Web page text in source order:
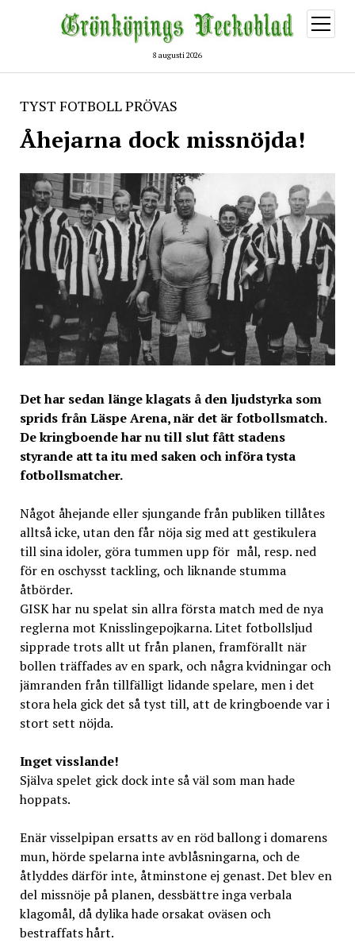
8 augusti 2026
öppna
meny
TYST FOTBOLL PRÖVAS
Åhejarna dock missnöjda!
Det har sedan länge klagats å den ljudstyrka som
sprids från Läspe Arena, när det är fotbollsmatch.
De kringboende har nu till slut fått stadens
styrande att ta itu med saken och införa tysta
fotbollsmatcher.
Något åhejande eller sjungande från publiken tillåtes
alltså icke, utan den får nöja sig med att gestikulera
till sina idoler, göra tummen upp för mål, resp. ned
för en oschysst tackling, och liknande stumma
åtbörder.
GISK har nu spelat sin allra första match med de nya
reglerna mot Knisslingepojkarna. Litet fotbollsljud
sipprade trots allt ut från planen, framförallt när
bollen träffades av en spark, och några kvidningar och
jämranden från tillfälligt lidande spelare, men i det
stora hela gick det så tyst till, att de kringboende var i
stort sett nöjda.
Inget visslande!
Själva spelet gick dock inte så väl som man hade
hoppats.
Enär visselpipan ersatts av en röd ballong i domarens
mun, hörde spelarna inte avblåsningarna, och de
åtlyddes därför inte, åtminstone ej genast. Det blev en
del missnöje på planen, dessbättre inga verbala
klagomål, då dylika hade orsakat oväsen och
bestraffats hårt.